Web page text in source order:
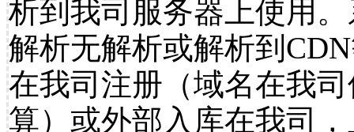
析到我司服务器上使用
解析无解析或解析到
在我司注册（域名在我
算）或外部入库在我司